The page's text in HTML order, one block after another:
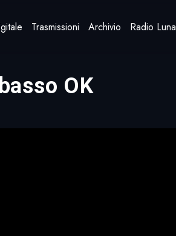
Trasmissioni Archivio Radio Luna
OK